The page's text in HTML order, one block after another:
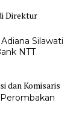
Silawati
NTT